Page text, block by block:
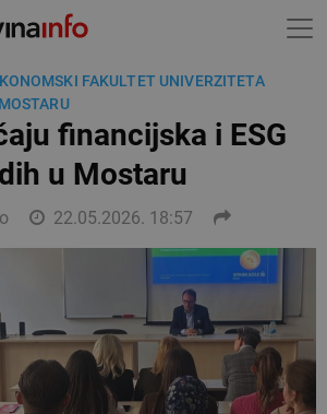
FAKULTET UNIVERZITETA
financijska i ESG
u Mostaru
22.05.2026. 18:57